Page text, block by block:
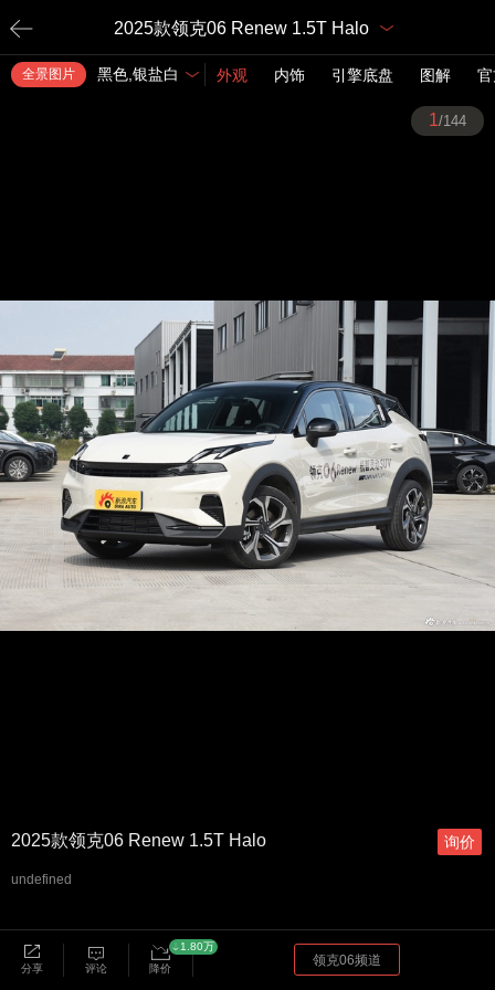
2025款领克06 Renew 1.5T Halo
全景图片 黑色,银盐白 外观 内饰 引擎底盘 图解
1/144
2025款领克06 Renew 1.5T Halo
undefined
分享 评论 降价
1.80万
领克06频道
询价